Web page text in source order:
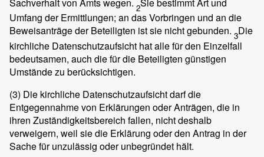
Sachverhalt von Amts wegen. 2Sie bestimmt Art und
Umfang der Ermittlungen; an das Vorbringen und an die
Beweisanträge der Beteiligten ist sie nicht gebunden. 3Die
kirchliche Datenschutzaufsicht hat alle für den Einzelfall
bedeutsamen, auch die für die Beteiligten günstigen
Umstände zu berücksichtigen.
(3) Die kirchliche Datenschutzaufsicht darf die
Entgegennahme von Erklärungen oder Anträgen, die in
ihren Zuständigkeitsbereich fallen, nicht deshalb
verweigern, weil sie die Erklärung oder den Antrag in der
Sache für unzulässig oder unbegründet hält.